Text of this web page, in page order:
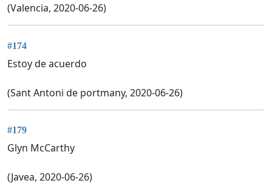
(Valencia, 2020-06-26)
#174
Estoy de acuerdo
(Sant Antoni de portmany, 2020-06-26)
#179
Glyn McCarthy
(Javea, 2020-06-26)